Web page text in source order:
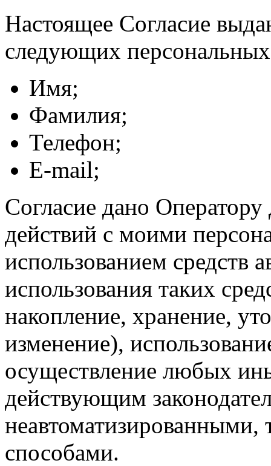
Настоящее Согласие
следующих
Имя;
Фамилия;
Телефон;
E-mail;
Согласие дано
действий с моими
использованием средств
использования таких
накопление, хранение,
изменение),
осуществление любых
действующим
неавтоматизированными,
способами.